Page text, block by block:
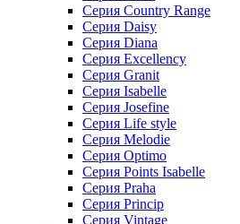
Серия Country Range
Серия Daisy
Серия Diana
Серия Excellency
Серия Granit
Серия Isabelle
Серия Josefine
Серия Life style
Серия Melodie
Серия Optimo
Серия Points Isabelle
Серия Praha
Серия Princip
Серия Vintage